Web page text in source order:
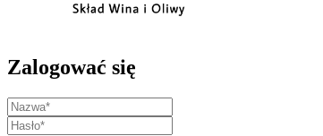
Zalogować się